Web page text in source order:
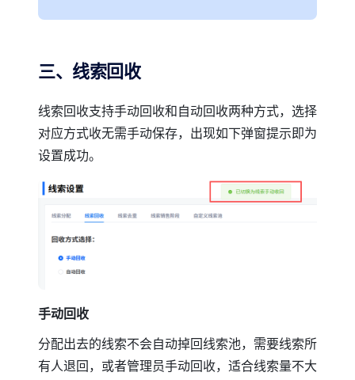
三、线索回收
线索回收支持手动回收和自动回收两种方式，选择
对应方式收无需手动保存，出现如下弹窗提示即为
设置成功。
手动回收
分配出去的线索不会自动掉回线索池，需要线索所
有人退回，或者管理员手动回收，适合线索量不大